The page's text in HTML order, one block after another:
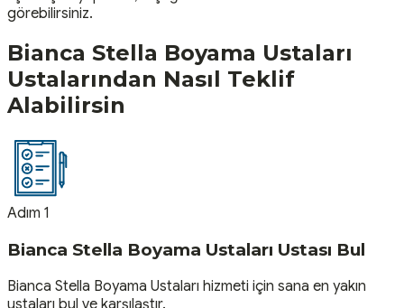
görebilirsiniz.
Bianca Stella Boyama Ustaları
Ustalarından Nasıl Teklif
Alabilirsin
Adım 1
Bianca Stella Boyama Ustaları Ustası Bul
Bianca Stella Boyama Ustaları hizmeti için sana en yakın
ustaları bul ve karşılaştır.